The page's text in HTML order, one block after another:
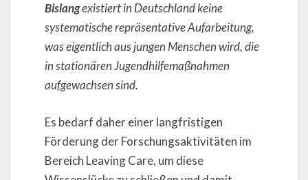
Bislangexistiert in Deutschland keine
systematische repräsentative Aufarbeitung,
was eigentlich aus jungen Menschen wird, die
in stationären Jugendhilfemaßnahmen
aufgewachsen sind.
Es bedarf daher einer langfristigen
Förderung der Forschungsaktivitäten im
Bereich Leaving Care, um diese